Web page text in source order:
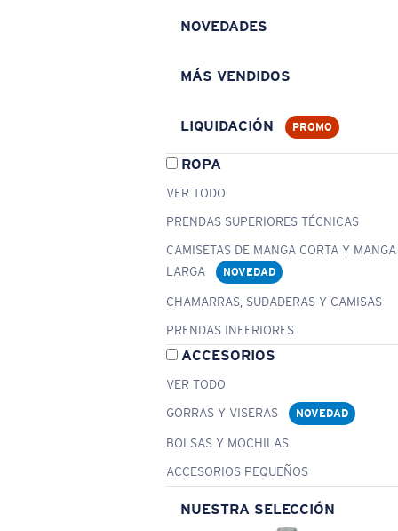
NOVEDADES
MÁS VENDIDOS
LIQUIDACIÓN PROMO
ROPA
VER TODO
PRENDAS SUPERIORES TÉCNICAS
CAMISETAS DE MANGA CORTA Y MANGA
LARGA
NOVEDAD
CHAMARRAS, SUDADERAS Y CAMISAS
PRENDAS INFERIORES
ACCESORIOS
VER TODO
GORRAS Y VISERAS
NOVEDAD
BOLSAS Y MOCHILAS
ACCESORIOS PEQUEÑOS
NUESTRA SELECCIÓN